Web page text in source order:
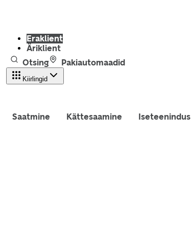
Eraklient
Äriklient
Otsing
Pakiautomaadid
Kiirlingid
Saatmine Kättesaamine Iseteenindus